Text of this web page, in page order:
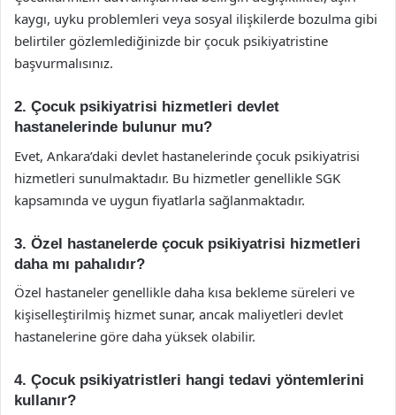
kaygı, uyku problemleri veya sosyal ilişkilerde bozulma gibi
belirtiler gözlemlediğinizde bir çocuk psikiyatristine
başvurmalısınız.
2. Çocuk psikiyatrisi hizmetleri devlet
hastanelerinde bulunur mu?
Evet, Ankara’daki devlet hastanelerinde çocuk psikiyatrisi
hizmetleri sunulmaktadır. Bu hizmetler genellikle SGK
kapsamında ve uygun fiyatlarla sağlanmaktadır.
3. Özel hastanelerde çocuk psikiyatrisi hizmetleri
daha mı pahalıdır?
Özel hastaneler genellikle daha kısa bekleme süreleri ve
kişiselleştirilmiş hizmet sunar, ancak maliyetleri devlet
hastanelerine göre daha yüksek olabilir.
4. Çocuk psikiyatristleri hangi tedavi yöntemlerini
kullanır?